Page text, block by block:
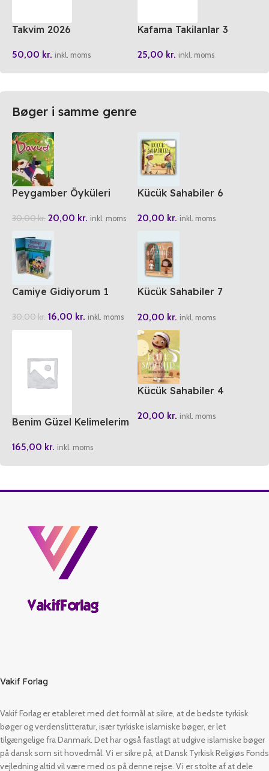
Takvim 2026
50,00 kr. inkl. moms
Kafama Takilanlar 3
25,00 kr. inkl. moms
Bøger i samme genre
Peygamber Öyküleri
30,00kr. 20,00 kr. inkl. moms
Kücük Sahabiler 6
20,00 kr. inkl. moms
Camiye Gidiyorum 1
30,00kr. 16,00 kr. inkl. moms
Kücük Sahabiler 7
Cocugu
20,00 kr. inkl. moms
Benim Güzel Kelimelerim
165,00 kr. inkl. moms
Kücük Sahabiler 4
20,00 kr. inkl. moms
Vakif Forlag
Vakif Forlag er etableret med det formål at sikre, at de bedste tyrkisk
bøger og verdenslitteratur, især tyrkiske islamiske bøger, er let
tilgængelige fra Danmark. Det har også fastlagt at udgive islamiske bøger
på dansk som sit hovedmål. Vi er sikre på, at Dansk Tyrkisk Religiøs Fonds
vejledning altid vil være med os på denne rejse. Vi er stolte af at dele